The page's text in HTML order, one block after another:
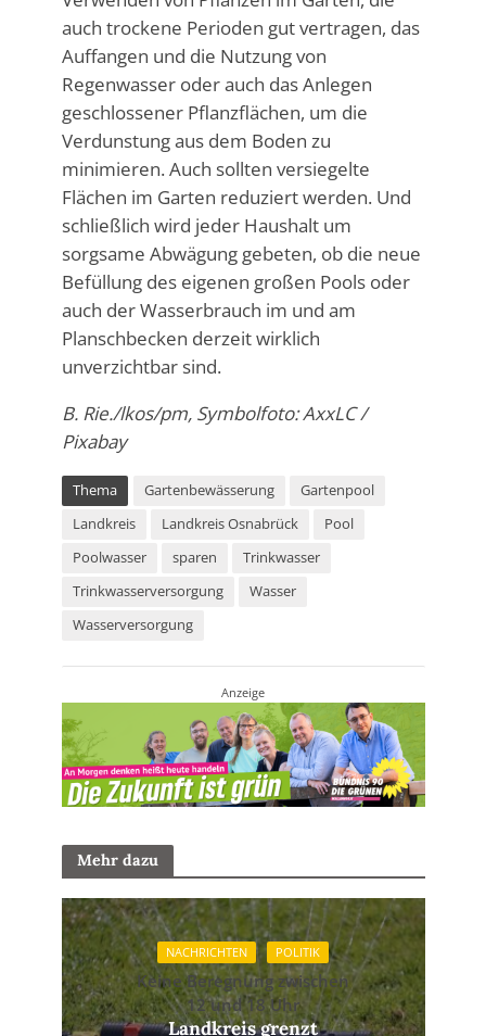
auch trockene Perioden gut vertragen, das
Auffangen und die Nutzung von
Regenwasser oder auch das Anlegen
geschlossener Pflanzflächen, um die
Verdunstung aus dem Boden zu
minimieren. Auch sollten versiegelte
Flächen im Garten reduziert werden. Und
schließlich wird jeder Haushalt um
sorgsame Abwägung gebeten, ob die neue
Befüllung des eigenen großen Pools oder
auch der Wasserbrauch im und am
Planschbecken derzeit wirklich
unverzichtbar sind.
B. Rie./lkos/pm, Symbolfoto: AxxLC /
Pixabay
Thema Gartenbewässerung
Gartenpool
Landkreis
Landkreis Osnabrück
Pool
Poolwasser
sparen
Trinkwasser
Trinkwasserversorgung
Wasser
Wasserversorgung
Anzeige
Mehr dazu
NACHRICHTEN POLITIK
Keine Beregnung zwischen
12 und 18 Uhr
Landkreis grenzt